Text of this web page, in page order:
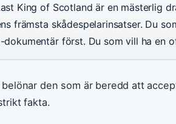
King of Scotland är en mästerlig
främsta skådespelarinsatser. Du
dokumentär först. Du som vill ha en
den som är beredd att
fakta.